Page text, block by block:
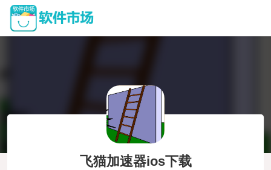
飞猫加速器ios下载